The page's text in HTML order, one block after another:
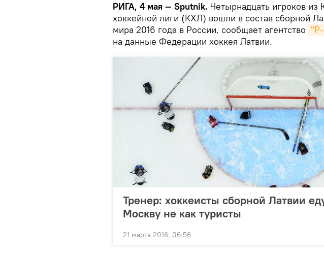
РИГА, 4 мая — Sputnik. Четырнадцать игроков из
хоккейной лиги (КХЛ) вошли в состав сборной
мира 2016 года в России, сообщает агентство
на данные Федерации хоккея Латвии.
Тренер: хоккеисты сборной Латвии
Москву не как туристы
21 марта 2016, 06:56